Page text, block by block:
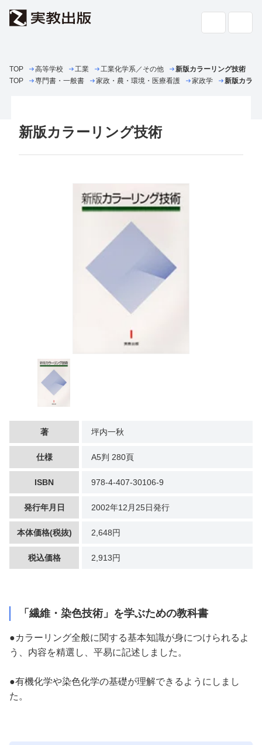
検索
高校教科書・副教材
書店の方へ
会社案内
教科書採択の公正確保に関する基本方針
TOP 高等学校 工業 工業化学系／その他
新版カラーリング技術
TOP
専門書・一般書 家政・農・環境・医療看護 家政学 新版カラー
新版カラーリング技術
著 坪内一秋
仕様 A5判 280頁
ISBN 978-4-407-30106-9
発行年月日 2002年12月25日発行
本体価格(税抜) 2,648円
税込価格 2,913円
「繊維・ 染色技術」を学ぶための教科書
●カラーリング全般に関する基本知識が身につけられるよ
う、内容を精選し、平易に記述しました。
●有機化学や染色化学の基礎が理解できるようにしまし
た。